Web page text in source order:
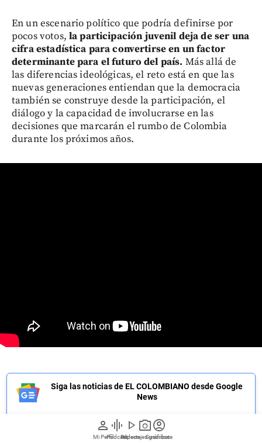
person
Mi Perfil
graphic_eq
Pódcast
play_arrow
Videos
photo_camera
Reportajes gráficos
account_circle
Suscríbete
En un escenario político que podría definirse por
pocos votos, la participación juvenil deja de ser una
cifra estadística para convertirse en un factor
determinante para el futuro del país. Más allá de
las diferencias ideológicas, el reto está en que las
nuevas generaciones entiendan que la democracia
también se construye desde la participación, el
diálogo y la capacidad de involucrarse en las
decisiones que marcarán el rumbo de Colombia
durante los próximos años.
Siga las noticias de EL COLOMBIANO desde Google
News